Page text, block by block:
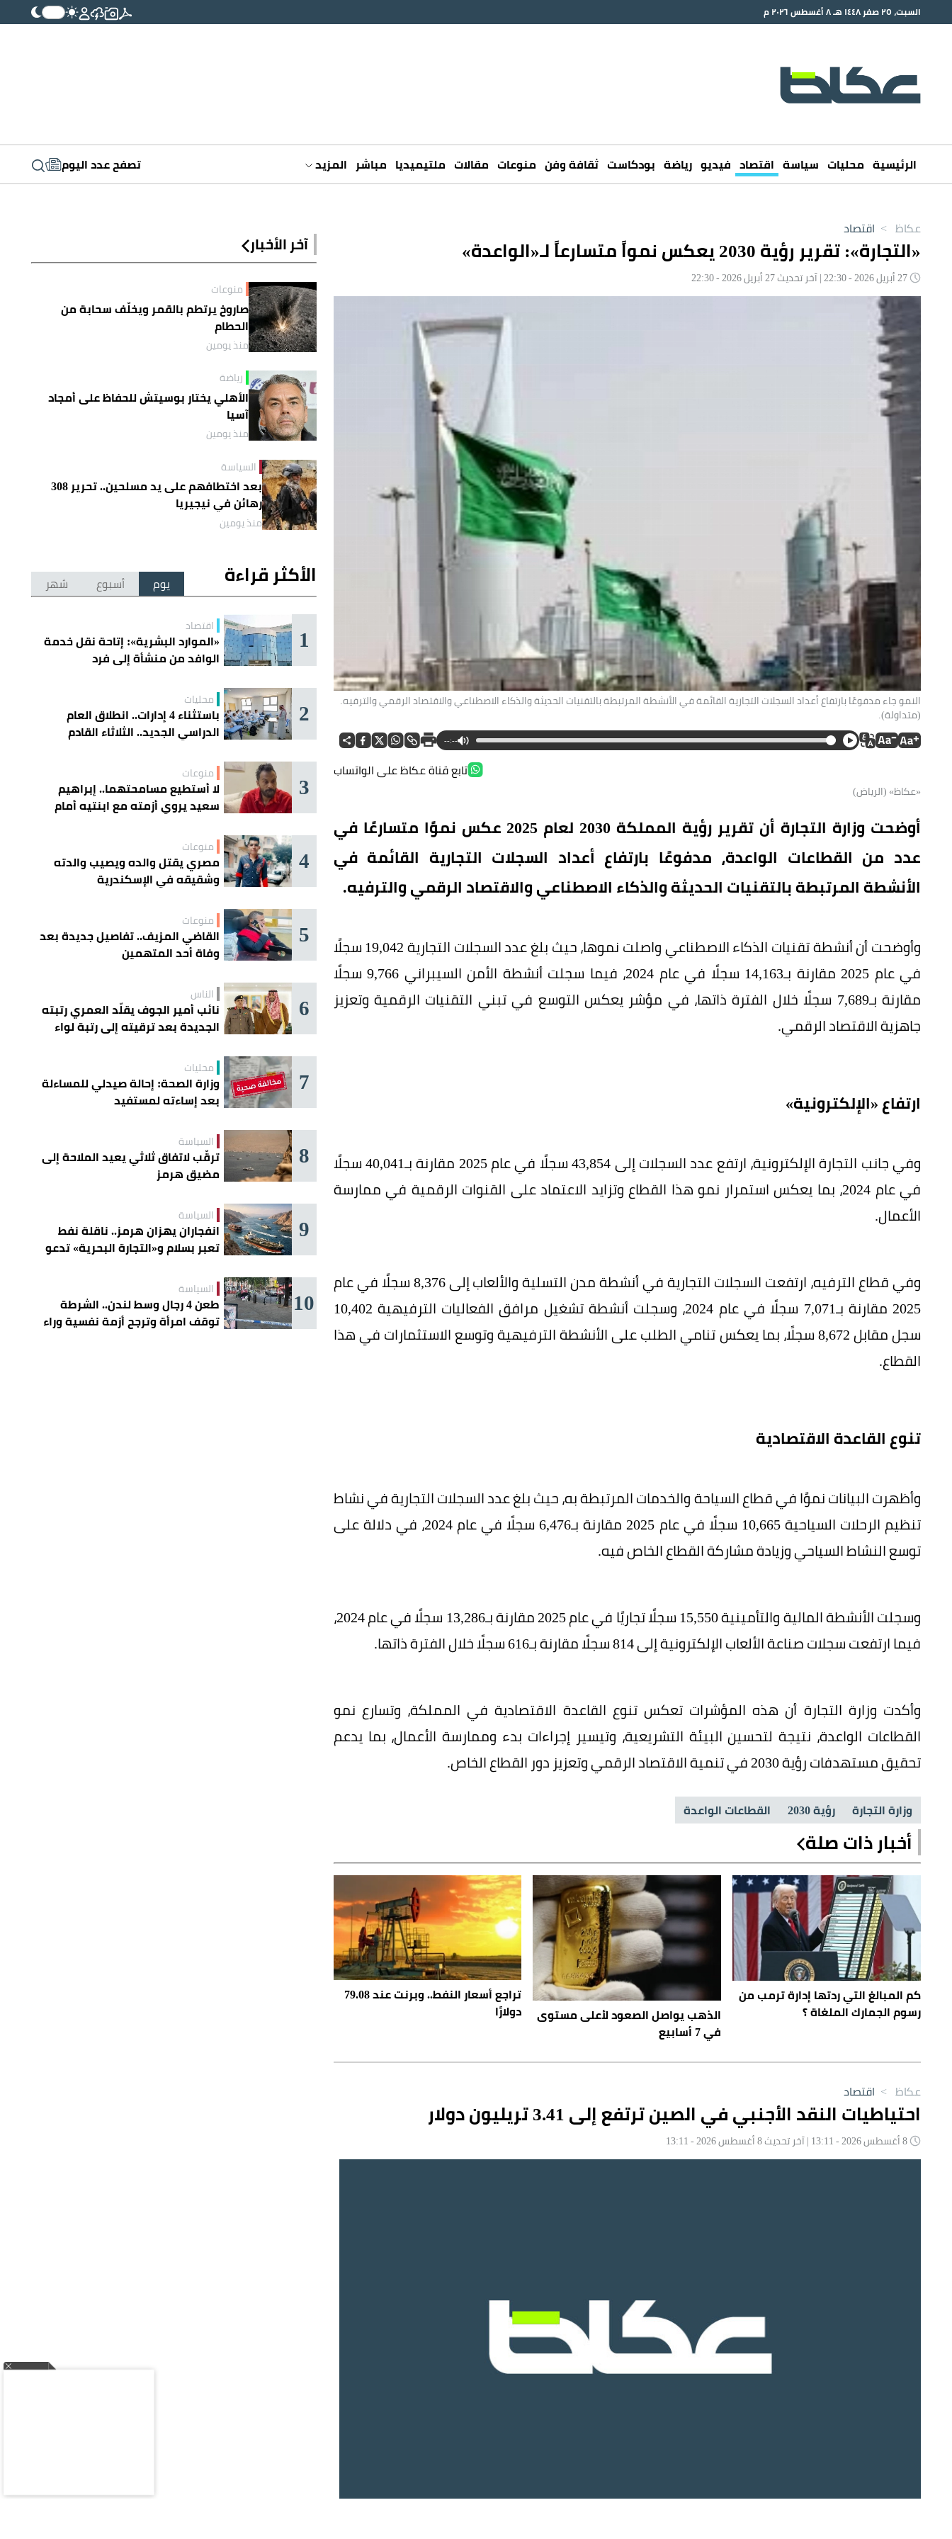
السبت، ٢٥ صفر ١٤٤٨ هـ ٨ أغسطس ٢٠٢٦ م
الرئيسية محليات سياسة اقتصاد فيديو رياضة بودكاست ثقافة وفن منوعات مقالات ملتيميديا مباشر المزيد تصفح عدد اليوم
عكاظ > اقتصاد
«التجارة»: تقرير رؤية 2030 يعكس نمواً متسارعاً لـ«الواعدة»
النمو جاء مدفوعًا بارتفاع أعداد السجلات التجارية القائمة في الأنشطة المرتبطة بالتقنيات الحديثة والذكاء الاصطناعي والاقتصاد الرقمي والترفيه.
(متداولة).
--:--
تابع قناة عكاظ على الواتساب
«عكاظ» (الرياض)
أوضحت وزارة التجارة أن تقرير رؤية المملكة 2030 لعام 2025 عكس نموًا متسارعًا في
عدد من القطاعات الواعدة، مدفوعًا بارتفاع أعداد السجلات التجارية القائمة في
الأنشطة المرتبطة بالتقنيات الحديثة والذكاء الاصطناعي والاقتصاد الرقمي والترفيه.
وأوضحت أن أنشطة تقنيات الذكاء الاصطناعي واصلت نموها، حيث بلغ عدد السجلات التجارية 19,042 سجلًا
في عام 2025 مقارنة بـ14,163 سجلًا في عام 2024، فيما سجلت أنشطة الأمن السيبراني 9,766 سجلًا
مقارنة بـ7,689 سجلًا خلال الفترة ذاتها، في مؤشر يعكس التوسع في تبني التقنيات الرقمية وتعزيز
جاهزية الاقتصاد الرقمي.
ارتفاع «الإلكترونية»
وفي جانب التجارة الإلكترونية، ارتفع عدد السجلات إلى 43,854 سجلًا في عام 2025 مقارنة بـ40,041 سجلًا
في عام 2024، بما يعكس استمرار نمو هذا القطاع وتزايد الاعتماد على القنوات الرقمية في ممارسة
الأعمال.
وفي قطاع الترفيه، ارتفعت السجلات التجارية في أنشطة مدن التسلية والألعاب إلى 8,376 سجلًا في عام
2025 مقارنة بـ7,071 سجلًا في عام 2024، وسجلت أنشطة تشغيل مرافق الفعاليات الترفيهية 10,402
سجل مقابل 8,672 سجلًا، بما يعكس تنامي الطلب على الأنشطة الترفيهية وتوسع الاستثمارات في هذا
القطاع.
تنوع القاعدة الاقتصادية
وأظهرت البيانات نموًا في قطاع السياحة والخدمات المرتبطة به، حيث بلغ عدد السجلات التجارية في نشاط
تنظيم الرحلات السياحية 10,665 سجلًا في عام 2025 مقارنة بـ6,476 سجلًا في عام 2024، في دلالة على
توسع النشاط السياحي وزيادة مشاركة القطاع الخاص فيه.
وسجلت الأنشطة المالية والتأمينية 15,550 سجلًا تجاريًا في عام 2025 مقارنة بـ13,286 سجلًا في عام 2024،
فيما ارتفعت سجلات صناعة الألعاب الإلكترونية إلى 814 سجلًا مقارنة بـ616 سجلًا خلال الفترة ذاتها.
وأكدت وزارة التجارة أن هذه المؤشرات تعكس تنوع القاعدة الاقتصادية في المملكة، وتسارع نمو
القطاعات الواعدة، نتيجة لتحسين البيئة التشريعية، وتيسير إجراءات بدء وممارسة الأعمال، بما يدعم
تحقيق مستهدفات رؤية 2030 في تنمية الاقتصاد الرقمي وتعزيز دور القطاع الخاص.
وزارة التجارة رؤية 2030 القطاعات الواعدة
أخبار ذات صلة
كم المبالغ التي ردتها إدارة ترمب من
رسوم الجمارك الملغاة ؟
الذهب يواصل الصعود لأعلى مستوى
في 7 أسابيع
تراجع أسعار النفط.. وبرنت عند 79.08
دولارًا
آخر الأخبار
منوعات
صاروخ يرتطم بالقمر ويخلّف سحابة من
الحطام
منذ يومين
رياضة
الأهلي يختار بوسيتش للحفاظ على أمجاد
آسيا
منذ يومين
السياسة
بعد اختطافهم على يد مسلحين.. تحرير 308
رهائن في نيجيريا
منذ يومين
الأكثر قراءة يوم أسبوع شهر
1 اقتصاد
«الموارد البشرية»: إتاحة نقل خدمة
الوافد من منشأة إلى فرد
2 محليات
باستثناء 4 إدارات.. انطلاق العام
الدراسي الجديد.. الثلاثاء القادم
3 منوعات
لا أستطيع مسامحتهما.. إبراهيم
سعيد يروي أزمته مع ابنتيه أمام
4 منوعات
مصري يقتل والده ويصيب والدته
وشقيقه في الإسكندرية
5 منوعات
القاضي المزيف.. تفاصيل جديدة بعد
وفاة أحد المتهمين
6 الناس
نائب أمير الجوف يقلّد العمري رتبته
الجديدة بعد ترقيته إلى رتبة لواء
7 محليات
وزارة الصحة: إحالة صيدلي للمساءلة
بعد إساءته لمستفيد
8 السياسة
ترقّب لاتفاق ثلاثي يعيد الملاحة إلى
مضيق هرمز
9 السياسة
انفجاران يهزان هرمز.. ناقلة نفط
تعبر بسلام و«التجارة البحرية» تدعو
10 السياسة
طعن 4 رجال وسط لندن.. الشرطة
توقف امرأة وترجح أزمة نفسية وراء
عكاظ > اقتصاد
احتياطيات النقد الأجنبي في الصين ترتفع إلى 3.41 تريليون دولار